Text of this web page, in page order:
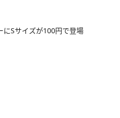
にSサイズが100円で登場